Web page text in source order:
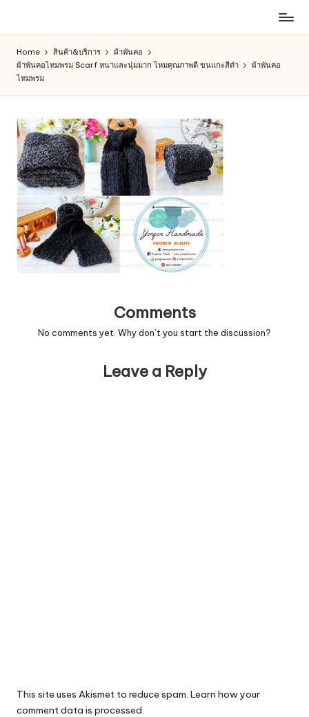
content
สินค้า
ออนไลน์
รัก
การ
ช็อป
Home สินค้า&บริการ
ผ้าพันคอ
ผ้าพันคอไหมพรม Scarf หนาและนุ่มมาก ไหมคุณภาพดี ขนแกะสีดำ
ผ้าพันคอ
ไหมพรม
Comments
No comments yet. Why don’t you start the discussion?
Leave a Reply
This site uses Akismet to reduce spam. Learn how your
comment data is processed.